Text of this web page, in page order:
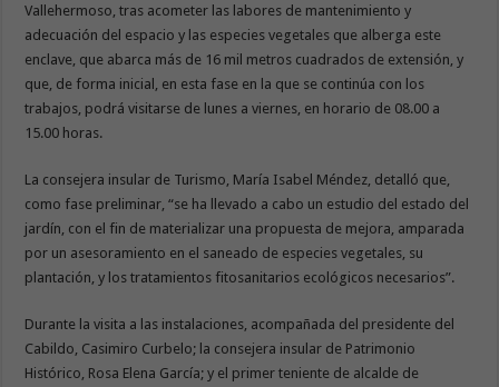
Vallehermoso, tras acometer las labores de mantenimiento y
adecuación del espacio y las especies vegetales que alberga este
enclave, que abarca más de 16 mil metros cuadrados de extensión, y
que, de forma inicial, en esta fase en la que se continúa con los
trabajos, podrá visitarse de lunes a viernes, en horario de 08.00 a
15.00 horas.
La consejera insular de Turismo, María Isabel Méndez, detalló que,
como fase preliminar, “se ha llevado a cabo un estudio del estado del
jardín, con el fin de materializar una propuesta de mejora, amparada
por un asesoramiento en el saneado de especies vegetales, su
plantación, y los tratamientos fitosanitarios ecológicos necesarios”.
Durante la visita a las instalaciones, acompañada del presidente del
Cabildo, Casimiro Curbelo; la consejera insular de Patrimonio
Histórico, Rosa Elena García; y el primer teniente de alcalde de